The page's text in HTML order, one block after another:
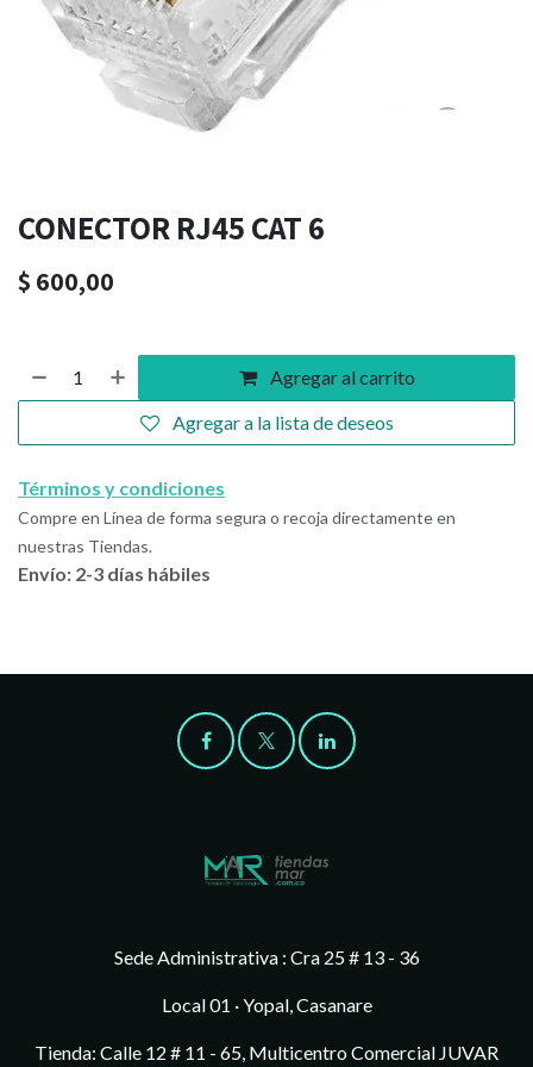
CONECTOR RJ45 CAT 6
$ 600,00
Agregar al carrito
Agregar a la lista de deseos
Términos y condiciones
Compre en Línea de forma segura o recoja directamente en
nuestras Tiendas.
Envío: 2-3 días hábiles
Sede Administrativa : Cra 25 # 13 - 36
Local 01 · Yopal, Casanare
Tienda: Calle 12 # 11 - 65, Multicentro Comercial JUVAR